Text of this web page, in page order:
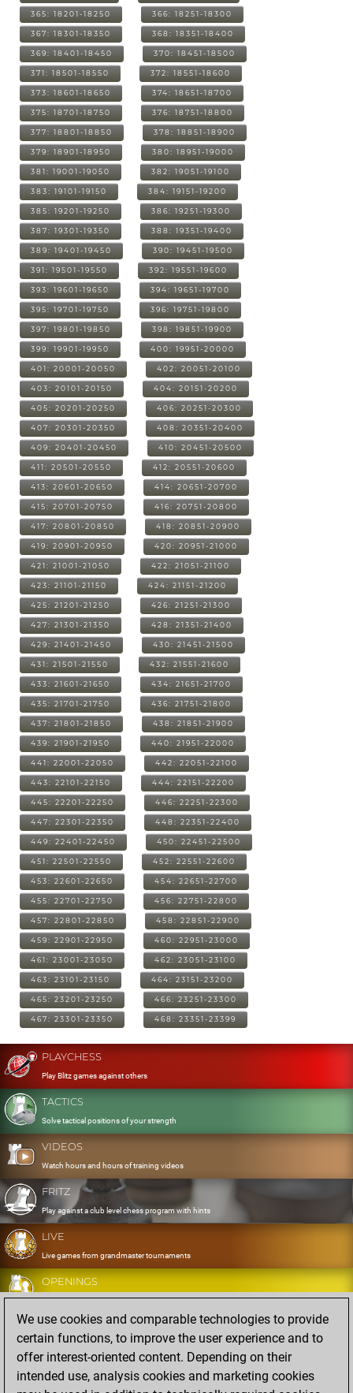
365: 18201-18250 366: 18251-18300
367: 18301-18350 368: 18351-18400
369: 18401-18450 370: 18451-18500
371: 18501-18550 372: 18551-18600
373: 18601-18650 374: 18651-18700
375: 18701-18750 376: 18751-18800
377: 18801-18850 378: 18851-18900
379: 18901-18950 380: 18951-19000
381: 19001-19050 382: 19051-19100
383: 19101-19150 384: 19151-19200
385: 19201-19250 386: 19251-19300
387: 19301-19350 388: 19351-19400
389: 19401-19450 390: 19451-19500
391: 19501-19550 392: 19551-19600
393: 19601-19650 394: 19651-19700
395: 19701-19750 396: 19751-19800
397: 19801-19850 398: 19851-19900
399: 19901-19950 400: 19951-20000
401: 20001-20050 402: 20051-20100
403: 20101-20150 404: 20151-20200
405: 20201-20250 406: 20251-20300
407: 20301-20350 408: 20351-20400
409: 20401-20450 410: 20451-20500
411: 20501-20550 412: 20551-20600
413: 20601-20650 414: 20651-20700
415: 20701-20750 416: 20751-20800
417: 20801-20850 418: 20851-20900
419: 20901-20950 420: 20951-21000
421: 21001-21050 422: 21051-21100
423: 21101-21150 424: 21151-21200
425: 21201-21250 426: 21251-21300
427: 21301-21350 428: 21351-21400
429: 21401-21450 430: 21451-21500
431: 21501-21550 432: 21551-21600
433: 21601-21650 434: 21651-21700
435: 21701-21750 436: 21751-21800
437: 21801-21850 438: 21851-21900
439: 21901-21950 440: 21951-22000
441: 22001-22050 442: 22051-22100
443: 22101-22150 444: 22151-22200
445: 22201-22250 446: 22251-22300
447: 22301-22350 448: 22351-22400
449: 22401-22450 450: 22451-22500
451: 22501-22550 452: 22551-22600
453: 22601-22650 454: 22651-22700
455: 22701-22750 456: 22751-22800
457: 22801-22850 458: 22851-22900
459: 22901-22950 460: 22951-23000
461: 23001-23050 462: 23051-23100
463: 23101-23150 464: 23151-23200
465: 23201-23250 466: 23251-23300
467: 23301-23350 468: 23351-23399
PLAYCHESS
Play Blitz games against others
TACTICS
Solve tactical positions of your strength
VIDEOS
Watch hours and hours of training videos
FRITZ
Play against a club level chess program with hints
LIVE
Live games from grandmaster tournaments
OPENINGS
Develop and exercise your openings
DATABASE
Eight million strong games
MYGAMES
Store and analyse your own games in the cloud
We use cookies and comparable technologies to provide
certain functions, to improve the user experience and to
offer interest-oriented content. Depending on their
intended use, analysis cookies and marketing cookies